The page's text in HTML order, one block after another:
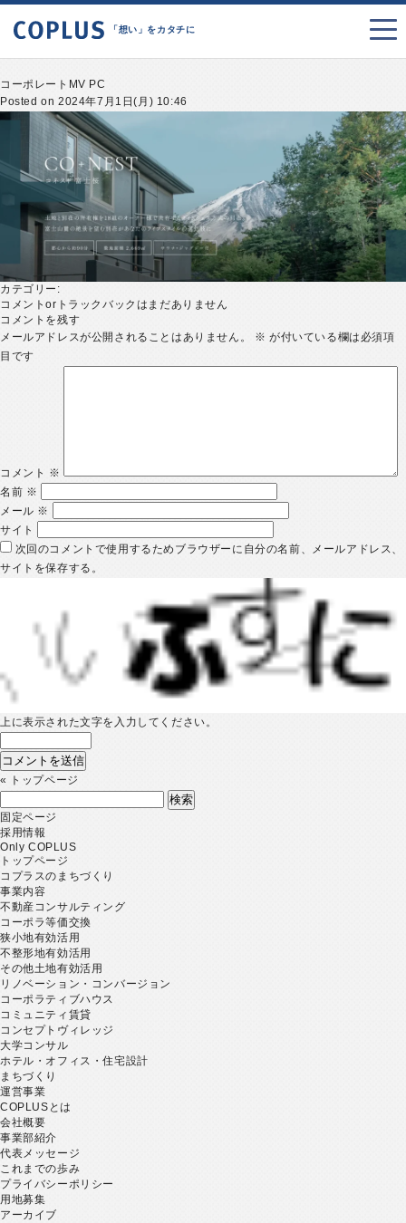
「想い」をカタチに
コーポレートMV PC
Posted on 2024年7月1日(月) 10:46
カテゴリー:
コメントorトラックバックはまだありません
コメントを残す
メールアドレスが公開されることはありません。
※ が付いている欄は必須項
目です
コメント ※
名前 ※
メール ※
サイト
次回のコメントで使用するためブラウザーに自分の名前、メールアドレス、
サイトを保存する。
上に表示された文字を入力してください。
«
トップページ
索:
固定ページ
採用情報
Only COPLUS
トップページ
コプラスのまちづくり
事業内容
不動産コンサルティング
コーポラ等価交換
狭小地有効活用
不整形地有効活用
その他土地有効活用
リノベーション・コンバージョン
コーポラティブハウス
コミュニティ賃貸
コンセプトヴィレッジ
大学コンサル
ホテル・オフィス・住宅設計
まちづくり
運営事業
COPLUSとは
会社概要
事業部紹介
代表メッセージ
これまでの歩み
プライバシーポリシー
用地募集
アーカイブ